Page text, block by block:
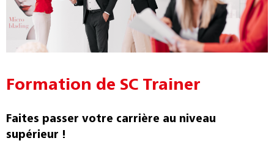
Formation de SC Trainer
Faites passer votre carrière au niveau
supérieur !